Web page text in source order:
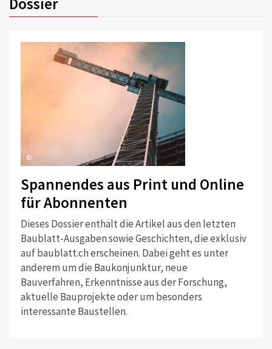
©
Spannendes aus Print und Online
für Abonnenten
Dieses Dossier enthält die Artikel aus den letzten
Baublatt-Ausgaben sowie Geschichten, die exklusiv
auf baublatt.ch erscheinen. Dabei geht es unter
anderem um die Baukonjunktur, neue
Bauverfahren, Erkenntnisse aus der Forschung,
aktuelle Bauprojekte oder um besonders
interessante Baustellen.